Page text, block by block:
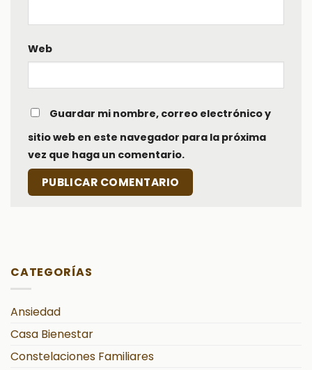
Web
Guardar mi nombre, correo electrónico y
sitio web en este navegador para la próxima
vez que haga un comentario.
CATEGORÍAS
Ansiedad
Casa Bienestar
Constelaciones Familiares